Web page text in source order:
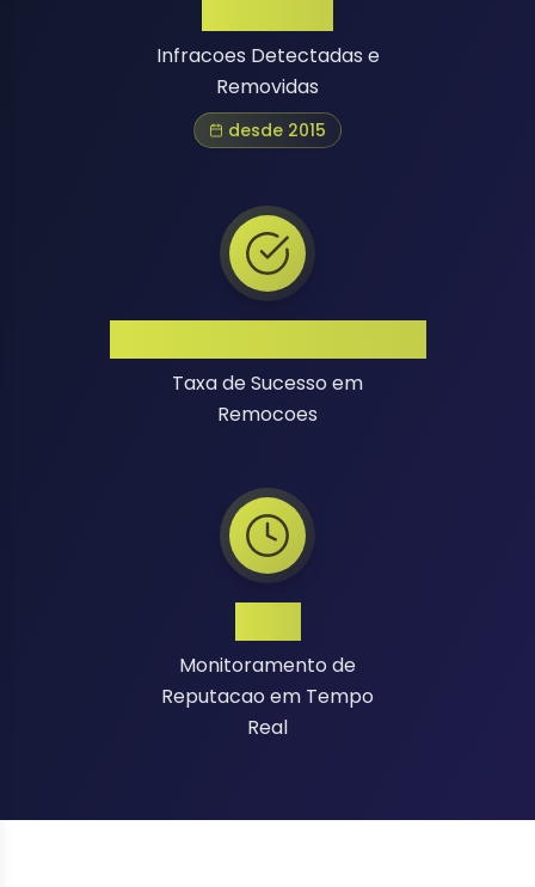
Infracoes Detectadas e
Removidas
desde 2015
Taxa de Sucesso em
Remocoes
Monitoramento de
Reputacao em Tempo
Real